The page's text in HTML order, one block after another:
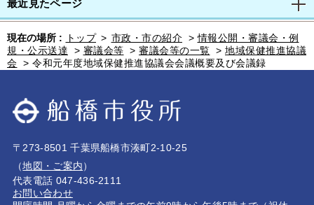
最近見たページ
現在の場所 : トップ > 市政・市の紹介 >情報公開・審議会・例
規・公示送達
> 審議会等 > 審議会等の一覧 > 地域保健推進協議
会 > 令和元年度地域保健推進協議会会議概要及び会議録
〒273-8501 千葉県船橋市湊町2-10-25
（地図・ご案内）
代表電話 047-436-2111
お問い合わせ